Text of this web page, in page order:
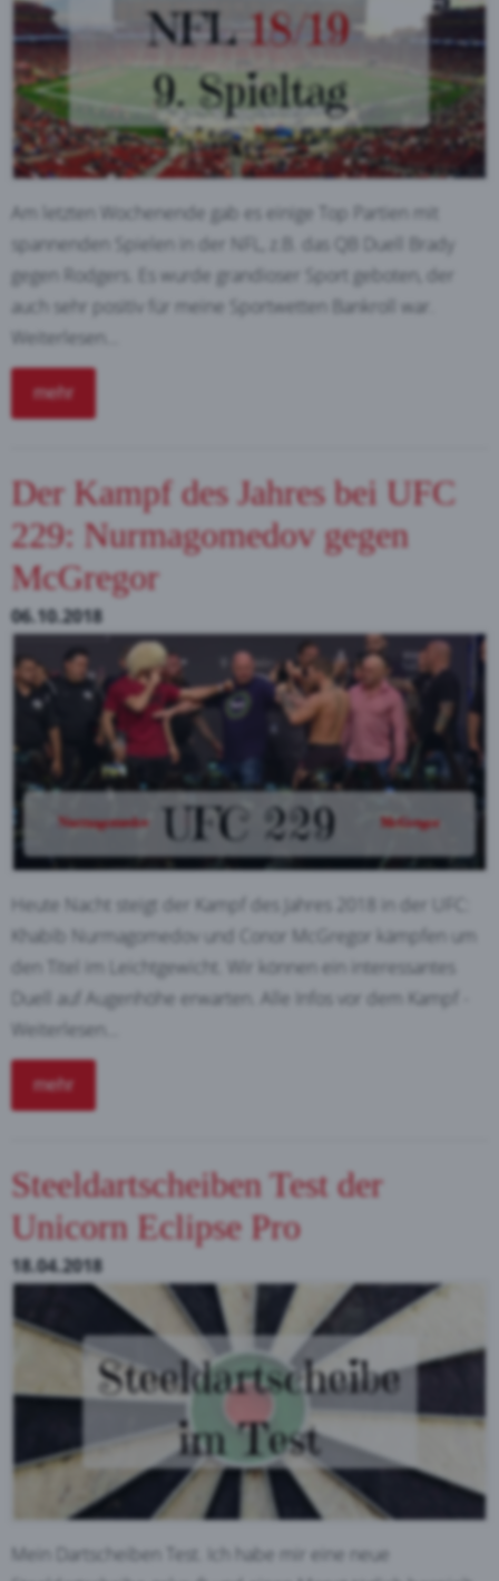
Am letzten Wochenende gab es einige Top Partien mit
spannenden Spielen in der NFL, z.B. das QB Duell Brady
gegen Rodgers. Es wurde grandioser Sport geboten, der
auch sehr positiv für meine Sportwetten Bankroll war.
Weiterlesen...
mehr
Der Kampf des Jahres bei UFC
229: Nurmagomedov gegen
McGregor
06.10.2018
Heute Nacht steigt der Kampf des Jahres 2018 in der UFC:
Khabib Nurmagomedov und Conor McGregor kämpfen um
den Titel im Leichtgewicht. Wir können ein interessantes
Duell auf Augenhöhe erwarten. Alle Infos vor dem Kampf -
Weiterlesen...
mehr
Steeldartscheiben Test der
Unicorn Eclipse Pro
18.04.2018
Mein Dartscheiben Test. Ich habe mir eine neue